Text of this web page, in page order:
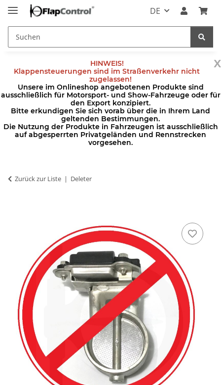
DE
x
HINWEIS!
Klappensteuerungen sind im Straßenverkehr nicht
zugelassen!
Unsere im Onlineshop angebotenen Produkte sind
ausschließlich für Motorsport- und Show-Fahrzeuge oder für
den Export konzipiert.
Bitte erkundigen Sie sich vorab über die in Ihrem Land
geltenden Bestimmungen.
Die Nutzung der Produkte in Fahrzeugen ist ausschließlich
auf abgesperrten Privatgeländen und Rennstrecken
vorgesehen.
Zurück zur Liste Deleter